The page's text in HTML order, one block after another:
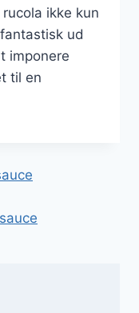
ikke kun
ud
imponere
til en